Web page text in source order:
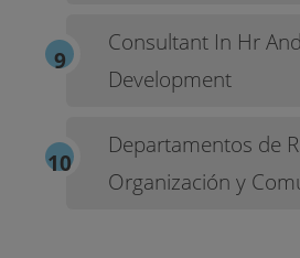
Consultant In Hr
Development
Departamentos de
Organización y